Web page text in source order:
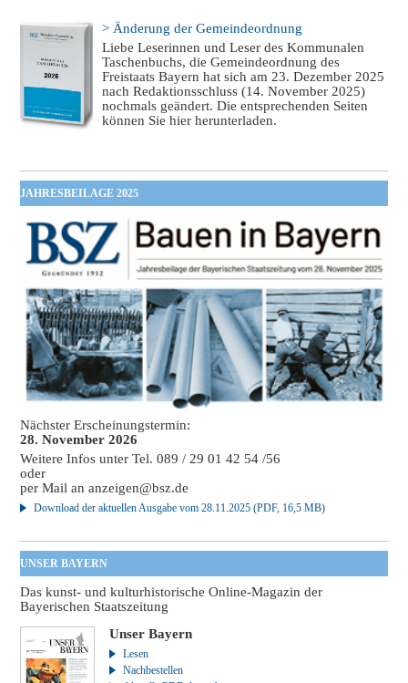
> Änderung der Gemeindeordnung
Liebe Leserinnen und Leser des Kommunalen
Taschenbuchs, die Gemeindeordnung des
Freistaats Bayern hat sich am 23. Dezember 2025
nach Redaktionsschluss (14. November 2025)
nochmals geändert. Die entsprechenden Seiten
können Sie hier herunterladen.
JAHRESBEILAGE 2025
Nächster Erscheinungstermin:
28. November 2026
Weitere Infos unter Tel. 089 / 29 01 42 54 /56
oder
per Mail ananzeigen@bsz.de
Download der aktuellen Ausgabe vom 28.11.2025 (PDF, 16,5 MB)
UNSER BAYERN
Das kunst- und kulturhistorische Online-Magazin der
Bayerischen Staatszeitung
Unser Bayern
Lesen
Nachbestellen